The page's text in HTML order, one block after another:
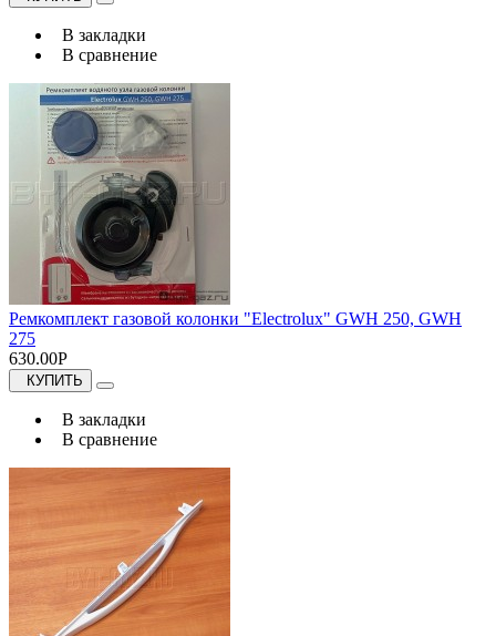
В закладки
В сравнение
Ремкомплект газовой колонки "Electrolux" GWH 250, GWH
275
630.00Р
КУПИТЬ
В закладки
В сравнение